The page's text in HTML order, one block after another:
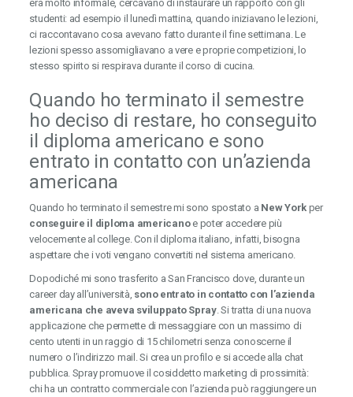
era molto informale, cercavano di instaurare un rapporto con gli
studenti: ad esempio il lunedì mattina, quando iniziavano le lezioni,
ci raccontavano cosa avevano fatto durante il fine settimana. Le
lezioni spesso assomigliavano a vere e proprie competizioni, lo
stesso spirito si respirava durante il corso di cucina.
Quando ho terminato il semestre
ho deciso di restare, ho conseguito
il diploma americano e sono
entrato in contatto con un’azienda
americana
Quando ho terminato il semestre mi sono spostato a New York per
conseguire il diploma americanoe poter accedere più
velocemente al college. Con il diploma italiano, infatti, bisogna
aspettare che i voti vengano convertiti nel sistema americano.
Dopodiché mi sono trasferito a San Francisco dove, durante un
career day all’università, sono entrato in contatto con l’azienda
americana che aveva sviluppato Spray. Si tratta di una nuova
applicazione che permette di messaggiare con un massimo di
cento utenti in un raggio di 15 chilometri senza conoscerne il
numero o l’indirizzo mail. Si crea un profilo e si accede alla chat
pubblica. Spray promuove il cosiddetto marketing di prossimità:
chi ha un contratto commerciale con l’azienda può raggiungere un